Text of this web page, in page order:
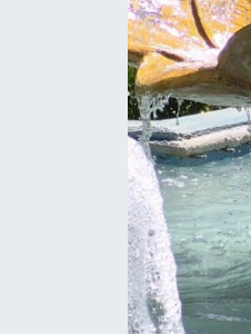
Resmi ilanlar